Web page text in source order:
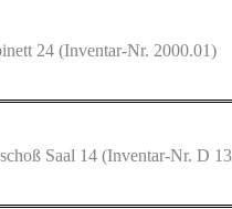
24 (Inventar-Nr. 2000.01)
Saal 14 (Inventar-Nr. D